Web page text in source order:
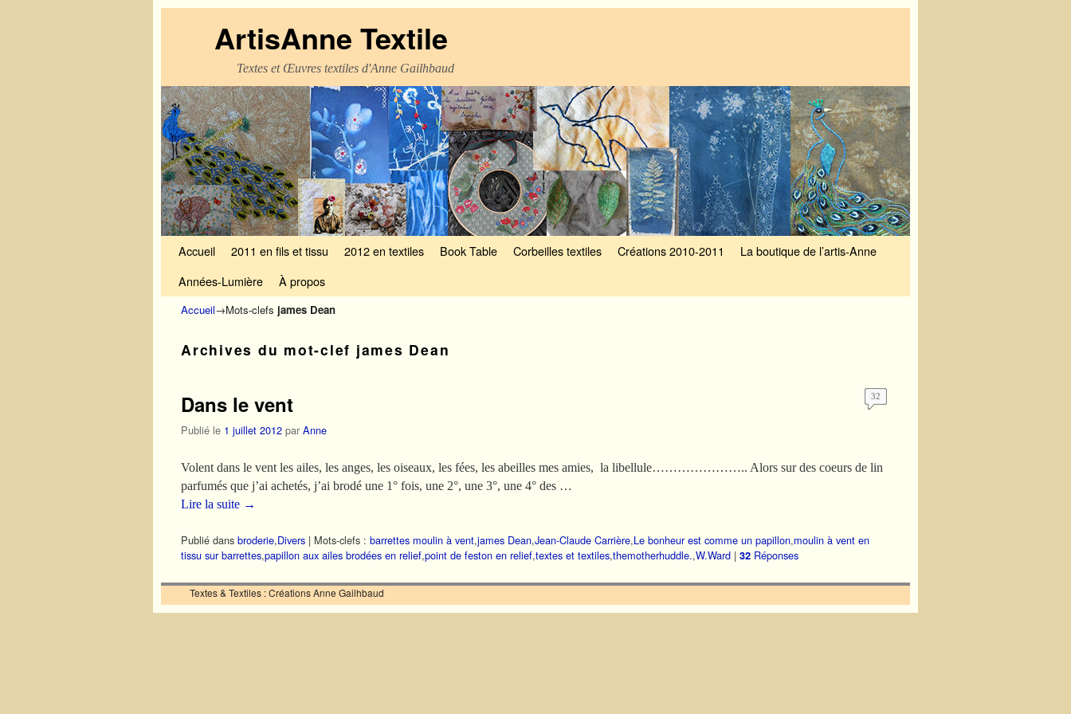
ArtisAnne Textile
Textes et Œuvres textiles d'Anne Gailhbaud
Accueil 2011 en fils et tissu 2012 en textiles Book Table Corbeilles textiles Créations 2010-2011
La boutique de l’artis-Anne
Années-Lumière
À propos
Accueil→Mots-clefs james Dean
Archives du mot-clef james Dean
Dans le vent
Publié le 1 juillet 2012 par Anne
32
Volent dans le vent les ailes, les anges, les oiseaux, les fées, les abeilles mes amies, la libellule………………….. Alors sur des coeurs de lin
parfumés que j’ai achetés, j’ai brodé une 1° fois, une 2°, une 3°, une 4° des …
Lire la suite →
Publié dans broderie,Divers | Mots-clefs : barrettes moulin à vent,james Dean,Jean-Claude Carrière,Le bonheur est comme un papillon,moulin à vent en
tissu sur barrettes,papillon aux ailes brodées en relief,point de feston en relief,textes et textiles,themotherhuddle.,W.Ward | 32 Réponses
Textes & Textiles : Créations Anne Gailhbaud